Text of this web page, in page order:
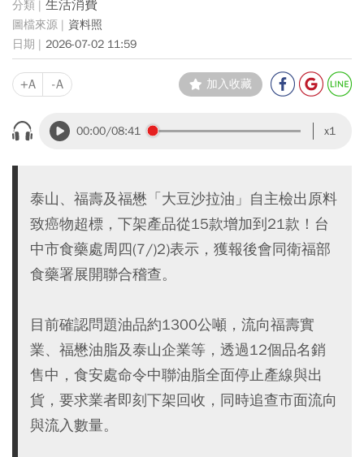
生活消費
資料照
2026-07-02 11:59
+A -A 加入收藏
00:00/08:41 x1
泰山、福壽及福懋「大豆沙拉油」自主檢出原料
致癌物超標，下架產品從15款增加到21款！台
中市食藥處周四(7/)2)表示，獲報後會同衛福部
食藥署展開聯合稽查。
目前確認問題油品約1300公噸，流向福壽實
業、福懋油脂及泰山企業等，透過12個品名銷
售中，食安處命令中聯油脂全面停止產線與出
貨，要求業者即刻下架回收，同時追查市面流向
與流入數量。